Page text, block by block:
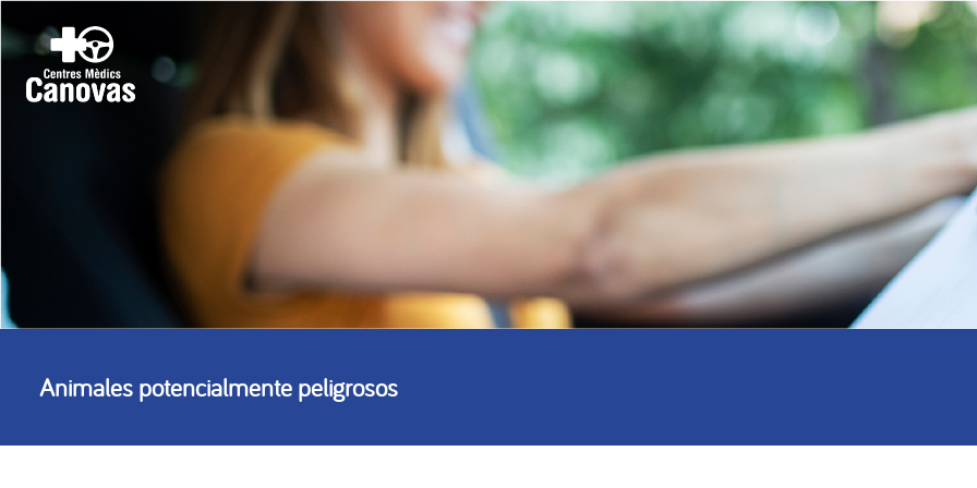
Skip to content
Animales potencialmente peligrosos